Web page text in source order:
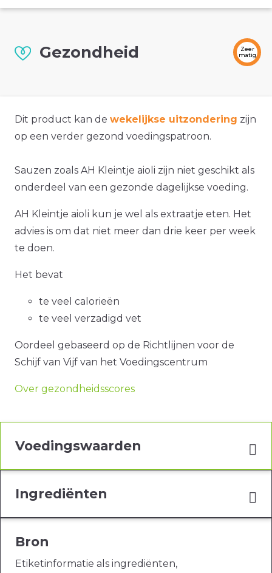
Gezondheid
Zeer
matig
Dit product kan de wekelijkse uitzondering zijn
op een verder gezond voedingspatroon.
Sauzen zoals AH Kleintje aioli zijn niet geschikt als
onderdeel van een gezonde dagelijkse voeding.
AH Kleintje aioli kun je wel als extraatje eten. Het
advies is om dat niet meer dan drie keer per week
te doen.
Het bevat
te veel calorieën
te veel verzadigd vet
Oordeel gebaseerd op de Richtlijnen voor de
Schijf van Vijf van het Voedingscentrum
Over gezondheidsscores
Voedingswaarden
Ingrediënten
Bron
Etiketinformatie als ingrediënten,